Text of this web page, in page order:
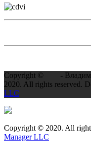
-
Copyright ©
2020. All rights reserved.
LLC
Copyright © 2020. All
Manager LLC